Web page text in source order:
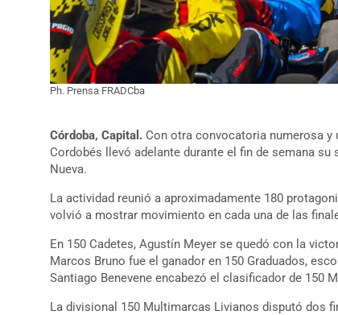
Ph. Prensa FRADCba
Córdoba, Capital. Con otra convocatoria numerosa y
Cordobés llevó adelante durante el fin de semana
Nueva.
La actividad reunió a aproximadamente 180
volvió a mostrar movimiento en cada una de las
En 150 Cadetes, Agustín Meyer se quedó con la
Marcos Bruno fue el ganador en 150 Graduados,
Santiago Benevene encabezó el clasificador de 150
La divisional 150 Multimarcas Livianos disputó dos